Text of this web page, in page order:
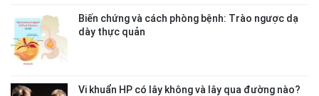
Biến chứng và cách phòng bệnh: Trào ngược dạ
dày thực quản
Vi khuẩn HP có lây không và lây qua đường nào?